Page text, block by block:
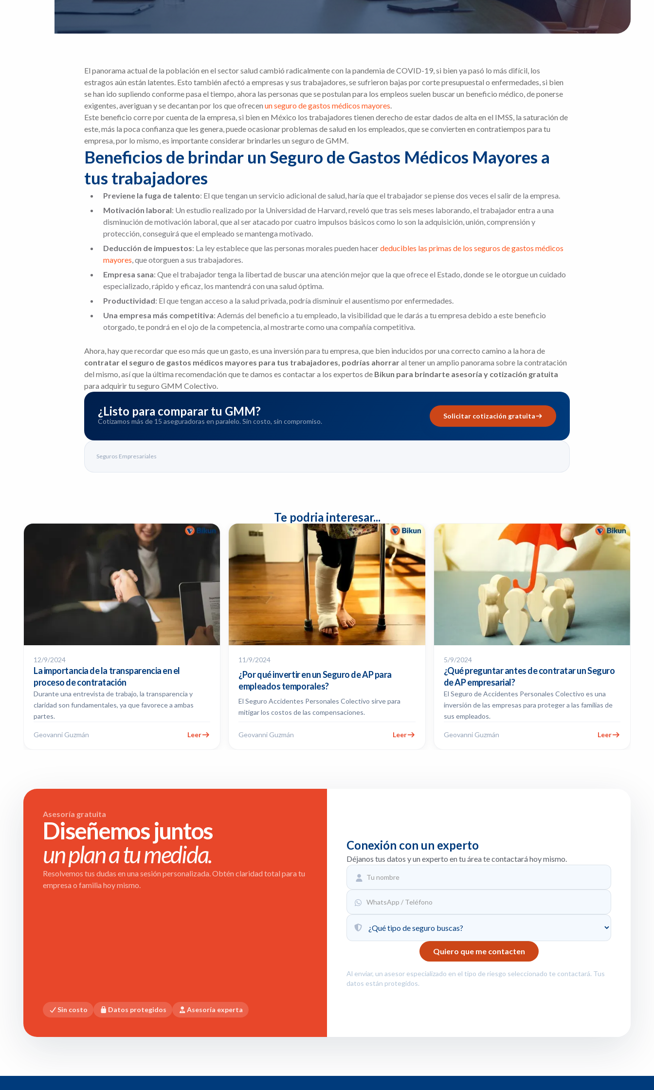
El panorama actual de la población en el sector salud cambió radicalmente con la pandemia de COVID-19, si bien ya pasó lo más difícil, los
estragos aún están latentes. Esto también afectó a empresas y sus trabajadores, se sufrieron bajas por corte presupuestal o enfermedades, si bien
se han ido supliendo conforme pasa el tiempo, ahora las personas que se postulan para los empleos suelen buscar un beneficio médico, de ponerse
exigentes, averiguan y se decantan por los que ofrecen un seguro de gastos médicos mayores.
Este beneficio corre por cuenta de la empresa, si bien en México los trabajadores tienen derecho de estar dados de alta en el IMSS, la saturación de
este, más la poca confianza que les genera, puede ocasionar problemas de salud en los empleados, que se convierten en contratiempos para tu
empresa, por lo mismo, es importante considerar brindarles un seguro de GMM.
Beneficios de brindar un Seguro de Gastos Médicos Mayores a
tus trabajadores
Previene la fuga de talento: El que tengan un servicio adicional de salud, haría que el trabajador se piense dos veces el salir de la empresa.
Motivación laboral: Un estudio realizado por la Universidad de Harvard, reveló que tras seis meses laborando, el trabajador entra a una
disminución de motivación laboral, que al ser atacado por cuatro impulsos básicos como lo son la adquisición, unión, comprensión y
protección, conseguirá que el empleado se mantenga motivado.
Deducción de impuestos: La ley establece que las personas morales pueden hacerdeducibles las primas de los seguros de gastos médicos
mayores, que otorguen a sus trabajadores.
Empresa sana: Que el trabajador tenga la libertad de buscar una atención mejor que la que ofrece el Estado, donde se le otorgue un cuidado
especializado, rápido y eficaz, los mantendrá con una salud óptima.
Productividad: El que tengan acceso a la salud privada, podría disminuir el ausentismo por enfermedades.
Una empresa más competitiva: Además del beneficio a tu empleado, la visibilidad que le darás a tu empresa debido a este beneficio
otorgado, te pondrá en el ojo de la competencia, al mostrarte como una compañía competitiva.
Ahora, hay que recordar que eso más que un gasto, es una inversión para tu empresa, que bien inducidos por una correcto camino a la hora de
contratar el seguro de gastos médicos mayores para tus trabajadores, podrías ahorraral tener un amplio panorama sobre la contratación
del mismo, así que la última recomendación que te damos es contactar a los expertos de Bikun para brindarte asesoría y cotización gratuita
para adquirir tu seguro GMM Colectivo.
¿Listo para comparar tu GMM?
Cotizamos más de 15 aseguradoras en paralelo. Sin costo, sin compromiso.
Solicitar cotización gratuita
Seguros Empresariales
Te podria interesar...
12/9/2024
La importancia de la transparencia en el
proceso de contratación
Durante una entrevista de trabajo, la transparencia y
claridad son fundamentales, ya que favorece a ambas
partes.
Geovanni Guzmán Leer
11/9/2024
¿Por qué invertir en un Seguro de AP para
empleados temporales?
El Seguro Accidentes Personales Colectivo sirve para
mitigar los costos de las compensaciones.
Geovanni Guzmán Leer
5/9/2024
¿Qué preguntar antes de contratar un Seguro
de AP empresarial?
El Seguro de Accidentes Personales Colectivo es una
inversión de las empresas para proteger a las familias de
sus empleados.
Geovanni Guzmán Leer
Asesoría gratuita
Diseñemos juntos
un plan a tu medida.
Resolvemos tus dudas en una sesión personalizada. Obtén claridad total para tu
empresa o familia hoy mismo.
Sin costo Datos protegidos Asesoría experta
Conexión con un experto
Déjanos tus datos y un experto en tu área te contactará hoy mismo.
Al enviar, un asesor especializado en el tipo de riesgo seleccionado te contactará. Tus
datos están protegidos.